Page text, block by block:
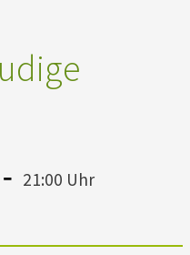
- 21:00 Uhr